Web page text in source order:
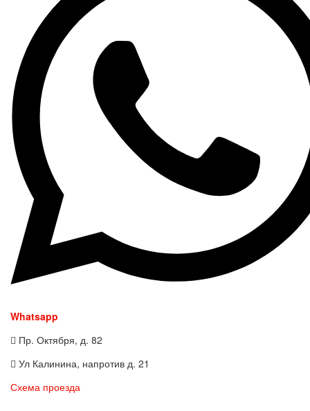
Whatsapp
Пр. Октября, д. 82
Ул Калинина, напротив д. 21
Схема проезда